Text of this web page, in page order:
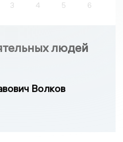
3 4 5 6
людей
Волков